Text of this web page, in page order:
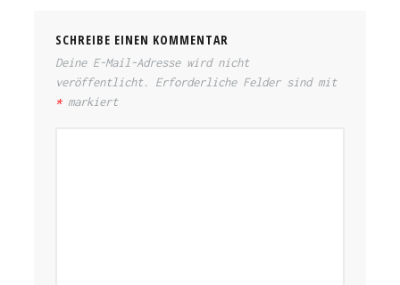
SCHREIBE EINEN KOMMENTAR
Deine E-Mail-Adresse wird nicht
veröffentlicht.
Erforderliche Felder sind mit
*markiert